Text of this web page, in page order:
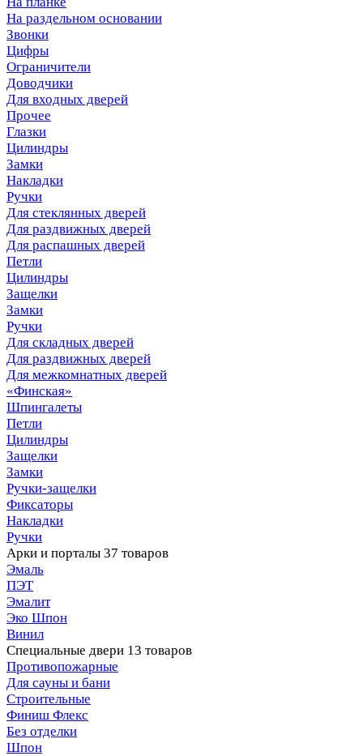
На раздельном основании
Звонки
Цифры
Ограничители
Доводчики
Для входных дверей
Прочее
Глазки
Цилиндры
Замки
Накладки
Ручки
Для стеклянных дверей
Для раздвижных дверей
Для распашных дверей
Петли
Цилиндры
Защелки
Замки
Ручки
Для складных дверей
Для раздвижных дверей
Для межкомнатных дверей
«Финская»
Шпингалеты
Петли
Цилиндры
Защелки
Замки
Ручки-защелки
Фиксаторы
Накладки
Ручки
Арки и порталы 37 товаров
Эмаль
ПЭТ
Эмалит
Эко Шпон
Винил
Специальные двери 13 товаров
Противопожарные
Для сауны и бани
Строительные
Финиш Флекс
Без отделки
Шпон